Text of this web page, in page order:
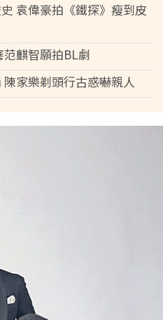
袁偉豪拍《鐵探》瘦到皮
麒智願拍BL劇
家樂剃頭行古惑嚇親人